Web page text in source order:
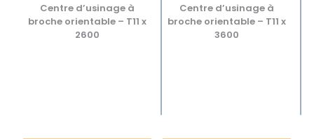
Centre d’usinage à
broche orientable – T11 x
2600
Centre d’usinage à
broche orientable – T11 x
3600